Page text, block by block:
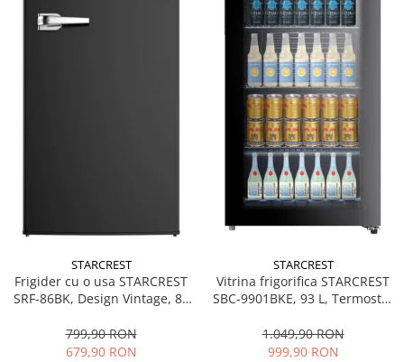
Uscatoare de par
STARCREST
Frigider cu o usa STARCREST
SRF-86BK, Design Vintage, 85
interioara, H 84 cm, Negru
799,90 RON
679,90 RON
STARCREST
Vitrina frigorifica STARCREST
SBC-9901BKE, 93 L, Termostat
sticla, H 84.5 cm, Negru
1.049,90 RON
999,90 RON